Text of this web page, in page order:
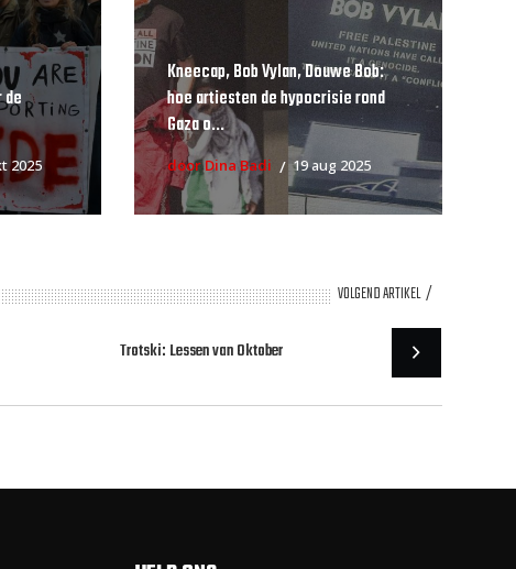
2025
Kneecap, Bob Vylan, Douwe Bob:
hoe artiesten de hypocrisie rond
Gaza o...
door Dina Badi 19 aug 2025
VOLGEND ARTIKEL
Trotski: Lessen van Oktober